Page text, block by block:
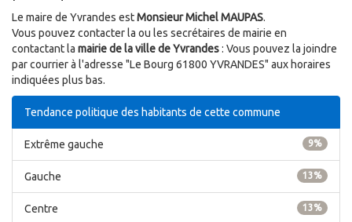
Le maire de Yvrandes estMonsieur Michel MAUPAS.
Vous pouvez contacter la ou les secrétaires de mairie en
contactant la mairie de la ville de Yvrandes: Vous pouvez la joindre
par courrier à l'adresse "Le Bourg 61800 YVRANDES" aux horaires
indiquées plus bas.
Tendance politique des habitants de cette commune
9%
Extrême gauche
13%
Gauche
13%
Centre